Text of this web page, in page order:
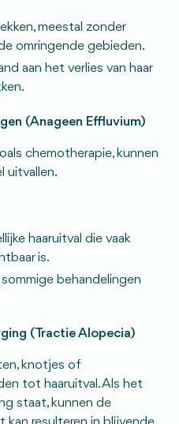
meestal zonder
omringende gebieden.
aan het verlies van haar
(Anageen Effluvium)
chemotherapie, kunnen
uitvallen.
haaruitval die vaak
is.
behandelingen
(Tractie Alopecia)
knotjes of
tot haaruitval. Als het
staat, kunnen de